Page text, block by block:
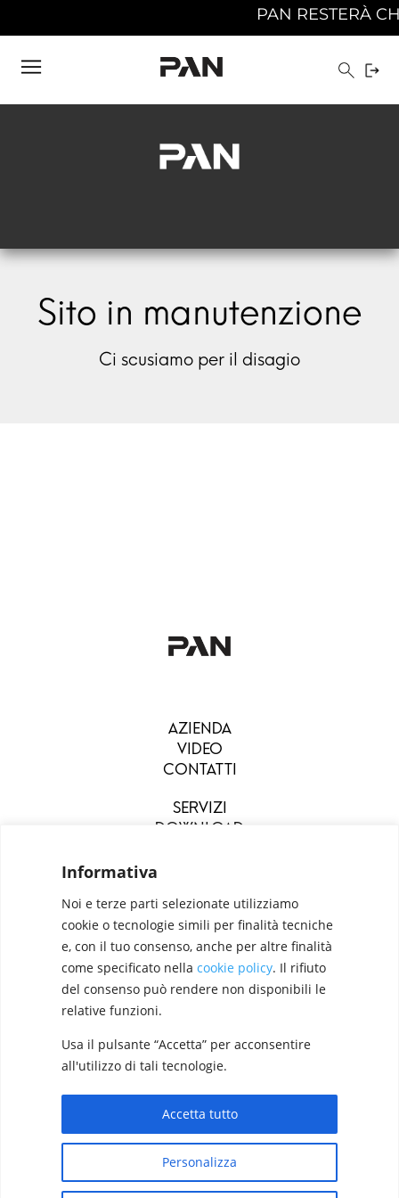
Informativa
Noi e terze parti selezionate utilizziamo
cookie o tecnologie simili per finalità tecniche
e, con il tuo consenso, anche per altre finalità
come specificato nella cookie policy. Il rifiuto
del consenso può rendere non disponibili le
relative funzioni.
Usa il pulsante “Accetta” per acconsentire
all'utilizzo di tali tecnologie.
Personalizza
Accetta tutto
Sito in manutenzione
Ci scusiamo per il disagio
PAN RESTERÀ
AZIENDA
VIDEO
CONTATTI
SERVIZI
DOWNLOAD
Configuratori Privacy Policy Cookie Policy
Pan S.r.l. – Via G. Michelucci 1, 50028 Barberino
Tavarnelle (Firenze) Italy
Partita IVA e C.F. IT03865770485 - SDI code:
1N74KED
T +39 055 80 59 33 6-7 – panint@panint.it
Designed byElegant Themes| Powered by
WordPress